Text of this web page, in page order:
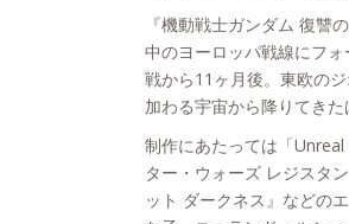
『機動戦士ガンダム 復讐
中のヨーロッパ戦線にフ
戦から11ヶ月後。東欧の
加わる宇宙から降りてき
制作にあたっては「
ター・ウォーズ レジスタ
ット ダークネス』などの